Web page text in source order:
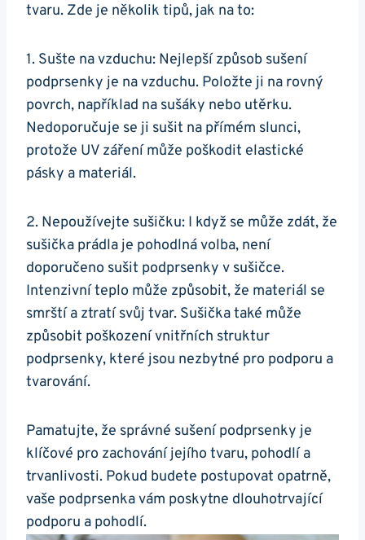
tvaru. Zde je několik tipů, jak na to:
1. Sušte na vzduchu: Nejlepší způsob sušení
podprsenky je na vzduchu. Položte ji na rovný
povrch, například na sušáky nebo utěrku.
Nedoporučuje se ji sušit na přímém slunci,
protože UV záření může poškodit elastické
pásky a materiál.
2. Nepoužívejte sušičku: I když se může zdát, že
sušička prádla je pohodlná volba, není
doporučeno sušit podprsenky v sušičce.
Intenzivní teplo může způsobit, že materiál se
smrští a ztratí svůj tvar. Sušička také může
způsobit poškození vnitřních struktur
podprsenky, které jsou nezbytné pro podporu a
tvarování.
Pamatujte, že správné sušení podprsenky je
klíčové pro zachování jejího tvaru, pohodlí a
trvanlivosti. Pokud budete postupovat opatrně,
vaše podprsenka vám poskytne dlouhotrvající
podporu a pohodlí.